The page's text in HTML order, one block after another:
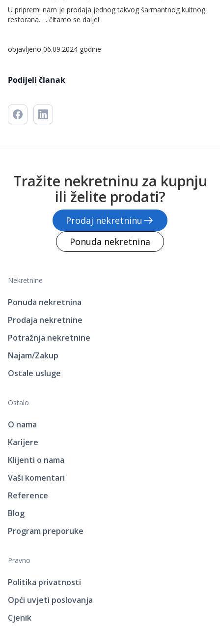
U pripremi nam je prodaja jednog takvog šarmantnog kultnog
restorana. . . čitamo se dalje!
objavljeno 06.09.2024 godine
Podijeli članak
Tražite nekretninu za kupnju
ili želite prodati?
Prodaj nekretninu
Ponuda nekretnina
Nekretnine
Ponuda nekretnina
Prodaja nekretnine
Potražnja nekretnine
Najam/Zakup
Ostale usluge
Ostalo
O nama
Karijere
Klijenti o nama
Vaši komentari
Reference
Blog
Program preporuke
Pravno
Politika privatnosti
Opći uvjeti poslovanja
Cjenik